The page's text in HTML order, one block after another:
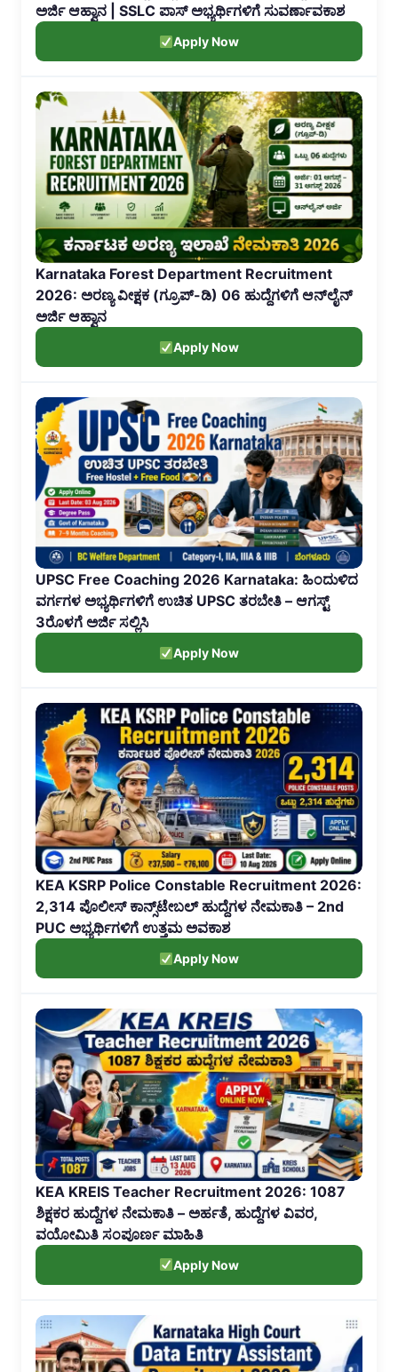
ಅರ್ಜಿ ಆಹ್ವಾನ | SSLC ಪಾಸ್ ಅಭ್ಯರ್ಥಿಗಳಿಗೆ ಸುವರ್ಣಾವಕಾಶ
Apply Now
Karnataka Forest Department Recruitment
2026: ಅರಣ್ಯ ವೀಕ್ಷಕ (ಗ್ರೂಪ್-ಡಿ) 06 ಹುದ್ದೆಗಳಿಗೆ ಆನ್‌ಲೈನ್
ಅರ್ಜಿ ಆಹ್ವಾನ
Apply Now
UPSC Free Coaching 2026 Karnataka: ಹಿಂದುಳಿದ
ವರ್ಗಗಳ ಅಭ್ಯರ್ಥಿಗಳಿಗೆ ಉಚಿತ UPSC ತರಬೇತಿ – ಆಗಸ್ಟ್
3ರೊಳಗೆ ಅರ್ಜಿ ಸಲ್ಲಿಸಿ
Apply Now
KEA KSRP Police Constable Recruitment 2026:
2,314 ಪೊಲೀಸ್ ಕಾನ್ಸ್‌ಟೇಬಲ್ ಹುದ್ದೆಗಳ ನೇಮಕಾತಿ – 2nd
PUC ಅಭ್ಯರ್ಥಿಗಳಿಗೆ ಉತ್ತಮ ಅವಕಾಶ
Apply Now
KEA KREIS Teacher Recruitment 2026: 1087
ಶಿಕ್ಷಕರ ಹುದ್ದೆಗಳ ನೇಮಕಾತಿ – ಅರ್ಹತೆ, ಹುದ್ದೆಗಳ ವಿವರ,
ವಯೋಮಿತಿ ಸಂಪೂರ್ಣ ಮಾಹಿತಿ
Apply Now